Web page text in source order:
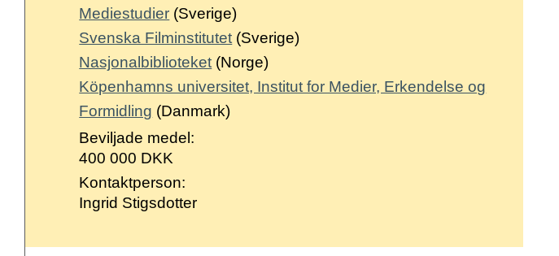
Mediestudier (Sverige)
Svenska Filminstitutet (Sverige)
Nasjonalbiblioteket (Norge)
Köpenhamns universitet, Institut for Medier, Erkendelse og
Formidling (Danmark)
Beviljade medel:
400 000 DKK
Kontaktperson:
Ingrid Stigsdotter